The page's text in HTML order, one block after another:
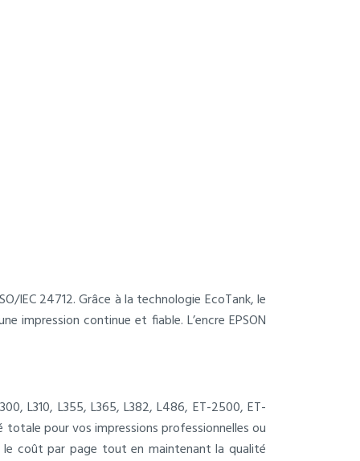
IEC 24712. Grâce à la technologie EcoTank, le
impression continue et fiable. L’encre EPSON
L310, L355, L365, L382, L486, ET-2500, ET-
totale pour vos impressions professionnelles ou
coût par page tout en maintenant la qualité